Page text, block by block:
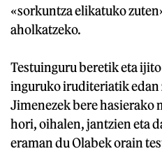
«sorkuntza elikatuko
aholkatzeko.
Testuinguru beretik eta
inguruko iruditeriatik edan
Jimenezek bere hasierako
hori, oihalen, jantzien eta
eraman du Olabek orain